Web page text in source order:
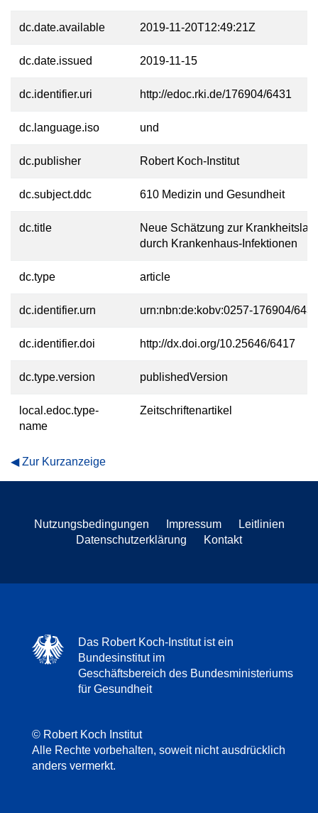
dc.date.available 2019-11-20T12:49:21Z
dc.date.issued 2019-11-15
dc.identifier.uri http://edoc.rki.de/176904/6431
dc.language.iso und
dc.publisher Robert Koch-Institut
dc.subject.ddc 610 Medizin und Gesundheit
dc.title
Neue Schätzung zur Krankheitslast
durch Krankenhaus-Infektionen
dc.type article
dc.identifier.urn urn:nbn:de:kobv:0257-176904/
dc.identifier.doi http://dx.doi.org/10.25646/6417
dc.type.version publishedVersion
local.edoc.type-
name
Zeitschriftenartikel
Zur Kurzanzeige
Nutzungsbedingungen Impressum
Leitlinien
Datenschutzerklärung
Kontakt
Das Robert Koch-Institut ist ein
Bundesinstitut im
Geschäftsbereich des Bundesministeriums
für Gesundheit
© Robert Koch Institut
Alle Rechte vorbehalten, soweit nicht ausdrücklich
anders vermerkt.